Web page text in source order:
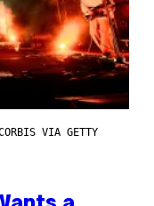
VIA GETTY